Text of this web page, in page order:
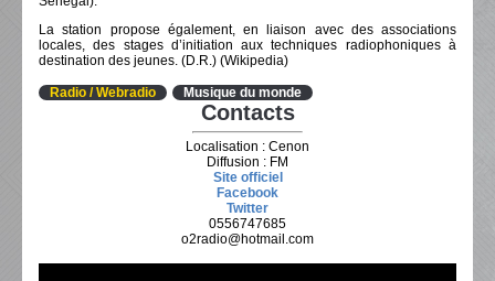
La station propose également, en liaison avec des associations
locales, des stages d’initiation aux techniques radiophoniques à
destination des jeunes. (D.R.) (Wikipedia)
Radio / Webradio Musique du monde
Contacts
Localisation : Cenon
Diffusion : FM
Site officiel
Facebook
Twitter
0556747685
o2radio@hotmail.com